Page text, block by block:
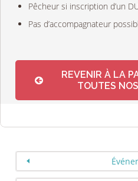
Pêcheur si inscription d’un
Pas d’accompagnateur
REVENIR À LA
TOUTES